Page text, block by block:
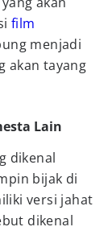
film
menjadi
akan tayang
Lain
dikenal
bijak di
versi jahat
dikenal